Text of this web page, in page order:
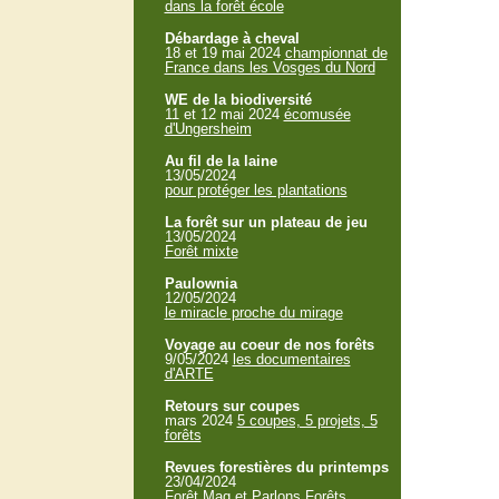
dans la forêt école
Débardage à cheval
18 et 19 mai 2024 championnat de
France dans les Vosges du Nord
WE de la biodiversité
11 et 12 mai 2024 écomusée
d'Ungersheim
Au fil de la laine
13/05/2024
pour protéger les plantations
La forêt sur un plateau de jeu
13/05/2024
Forêt mixte
Paulownia
12/05/2024
le miracle proche du mirage
Voyage au coeur de nos forêts
9/05/2024 les documentaires
d'ARTE
Retours sur coupes
mars 2024 5 coupes, 5 projets, 5
forêts
Revues forestières du printemps
23/04/2024